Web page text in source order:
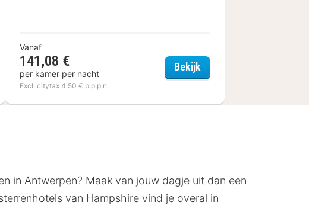
Hotel – Voncken Valkenburg
Vanaf
141,08 €
per kamer per nacht
Excl. citytax 4,50 € p.p.p.n.
BekijkHampshire Hotel - Delft
in Antwerpen? Maak van jouw dagje uit dan een
van Hampshire vind je overal in